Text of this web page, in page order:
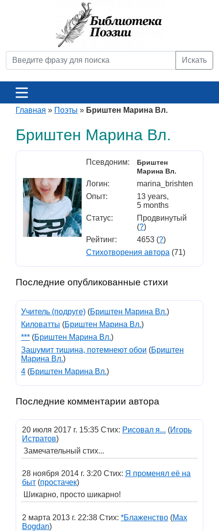
Искать
Главная » Поэты » Бриштен Марина Вл.
Бриштен Марина Вл.
Псевдоним:
Бриштен
Марина Вл.
Логин:
marina_brishten
Опыт:
13 years,
5 months
Статус:
Продвинутый
(?)
Рейтинг:
4653 (?)
Стихотворения автора (71)
Последние опубликованные стихи
Учитель (подруге) (Бриштен Марина Вл.)
Киловатты (Бриштен Марина Вл.)
*** (Бриштен Марина Вл.)
Зашумит тишина, потемнеют обои (Бриштен
Марина Вл.)
4 (Бриштен Марина Вл.)
Последние комментарии автора
20 июля 2017 г. 15:35 Стих: Рисовал я... (Игорь
Истратов)
Замечательный стих...
28 ноября 2014 г. 3:20 Стих: Я променял её на
быт (простачек)
Шикарно, просто шикарно!
2 марта 2013 г. 22:38 Стих: *Блаженство (Max
Bogdan)